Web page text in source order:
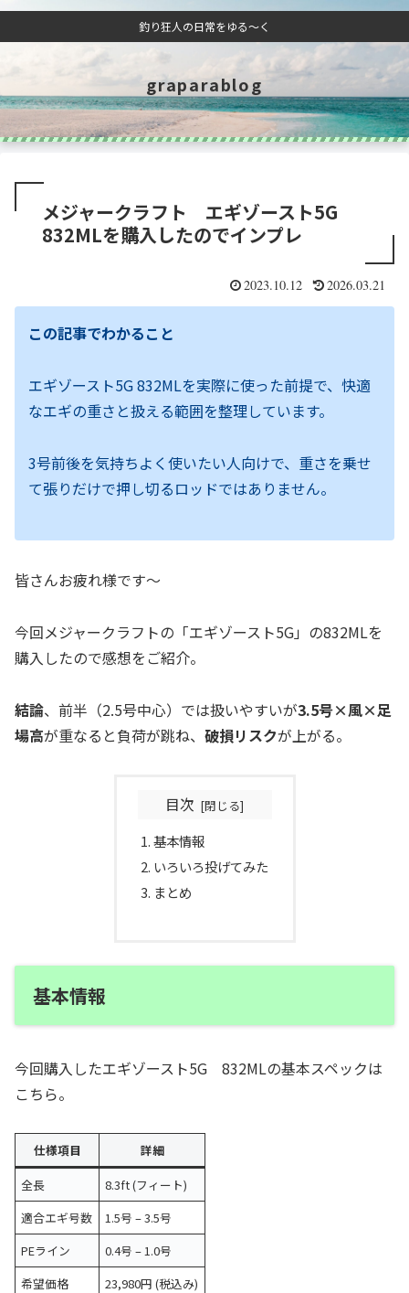
釣り狂人の日常をゆる～く
graparablog
メジャークラフト エギゾースト5G
832MLを購入したのでインプレ
2023.10.12 2026.03.21
この記事でわかること
エギゾースト5G 832MLを実際に使った前提で、快適
なエギの重さと扱える範囲を整理しています。
3号前後を気持ちよく使いたい人向けで、重さを乗せ
て張りだけで押し切るロッドではありません。
皆さんお疲れ様です～
今回メジャークラフトの「エギゾースト5G」の832MLを
購入したので感想をご紹介。
結論、前半（2.5号中心）では扱いやすいが3.5号×風×足
場高が重なると負荷が跳ね、 破損リスクが上がる。
目次
基本情報
いろいろ投げてみた
まとめ
基本情報
今回購入したエギゾースト5G 832MLの基本スペックは
こちら。
仕様項目
詳細
全長
8.3ft (フィート)
適合エギ号数
1.5号 – 3.5号
PEライン
0.4号 – 1.0号
希望価格
23,980円 (税込み)